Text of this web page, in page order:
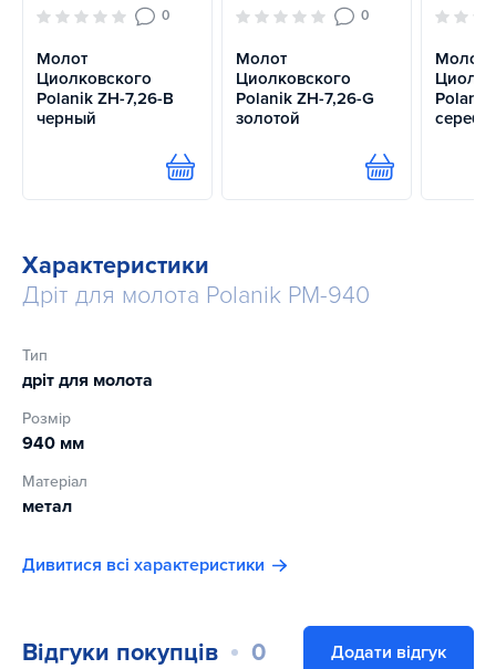
0
Молот
Циолковского
Polanik ZH-7,26-B
черный
Купити
0
Молот
Циолковского
Polanik ZH-7,26-G
золотой
Купити
Молот
Polanik
Характеристики
Дріт для молота Polanik PM-940
Тип
дріт для молота
Розмір
940 мм
Матеріал
метал
Дивитися всі характеристики
Відгуки покупців 0 Додати відгук